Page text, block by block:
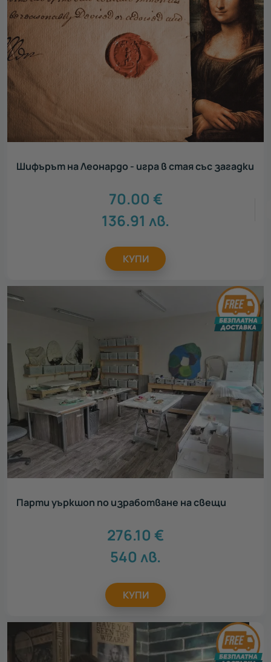
Шифърът на Леонардо - игра в стая със загадки
70.00 €
136.91 лв.
КУПИ
Парти уъркшоп по изработване на свещи
276.10 €
540 лв.
КУПИ